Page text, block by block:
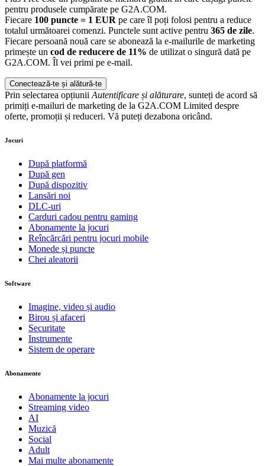
pentru produsele cumpărate pe G2A.COM.
Fiecare 100 puncte = 1 EUR pe care îl poți folosi pentru a reduce
totalul următoarei comenzi. Punctele sunt active pentru 365 de zile.
Fiecare persoană nouă care se abonează la e-mailurile de marketing
primește un cod de reducere de 11% de utilizat o singură dată pe
G2A.COM. Îl vei primi pe e-mail.
Conectează-te și alătură-te
Prin selectarea opțiunii Autentificare și alăturare, sunteți de acord să
primiți e-mailuri de marketing de la G2A.COM Limited despre
oferte, promoții și reduceri. Vă puteți dezabona oricând.
Jocuri
După platformă
După gen
După dispozitiv
Lansări noi
DLC-uri
Carduri cadou pentru gaming
Abonamente la jocuri
Reîncărcări pentru jocuri mobile
Monede și puncte
Chei aleatorii
Software
Imagine, video și audio
Birou și afaceri
Securitate
Instrumente
Sistem de operare
Abonamente
Abonamente la jocuri
Streaming video
AI
Muzică
Social
Adult
Mai multe abonamente